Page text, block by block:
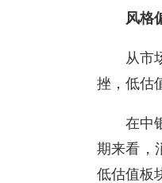
风格
从市
挫，低估
在中
期来看，
低估值板